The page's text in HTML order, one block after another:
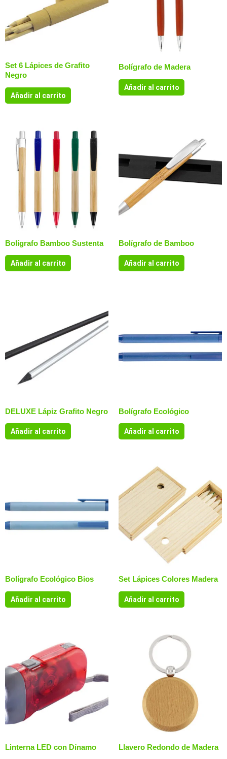
Set 6 Lápices de Grafito
Negro
Añadir al carrito
Bolígrafo de Madera
Añadir al carrito
Bolígrafo Bamboo Sustenta
Añadir al carrito
Bolígrafo de Bamboo
Añadir al carrito
DELUXE Lápiz Grafito Negro
Añadir al carrito
Bolígrafo Ecológico
Añadir al carrito
Bolígrafo Ecológico Bios
Añadir al carrito
Set Lápices Colores Madera
Añadir al carrito
Linterna LED con Dínamo Llavero Redondo de Madera